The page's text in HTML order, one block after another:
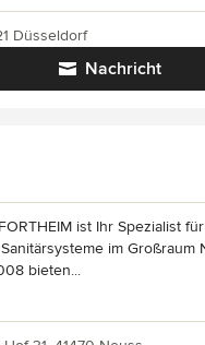
Nachricht
Düsseldorf
ist Ihr Spezialist
im Großraum
bieten...